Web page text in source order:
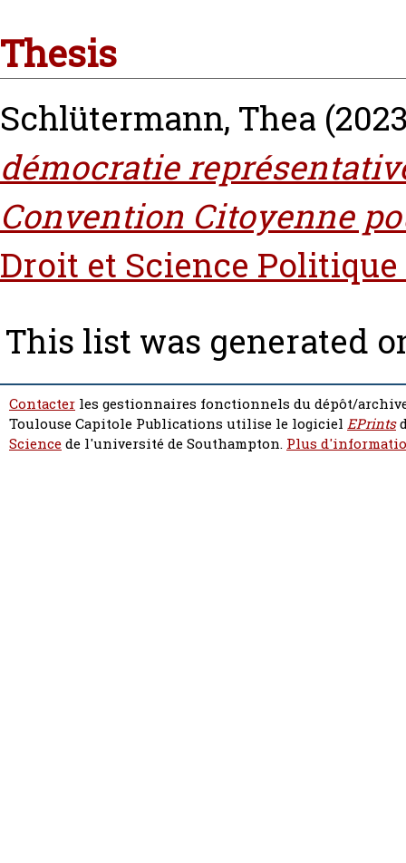
Thesis
Schlütermann, Thea
démocratie
Convention Citoyenne
Droit et Science Politique
This list was generated
Contacter les gestionnaires fonctionnels du dépôt/
Toulouse Capitole Publications utilise le logiciel EPrints
Sciencede l'université de Southampton. Plus